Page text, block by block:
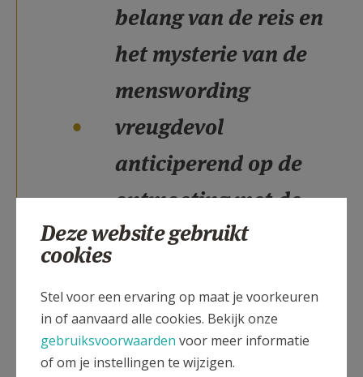
belang van de reis en
het mysterie van de
menswording
vreugdevol
anticiperend op de
ontmoeting met de
Heilige Familie en alle
zullen aantreffen
Deze website gebruikt
cookies
Stel voor een ervaring op maat je voorkeuren
in of aanvaard alle cookies. Bekijk onze
gebruiksvoorwaarden voor meer informatie
of om je instellingen te wijzigen.